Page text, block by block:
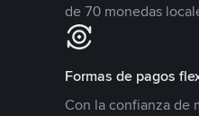
de 70 monedas
Formas de pagos
Con la confianza de